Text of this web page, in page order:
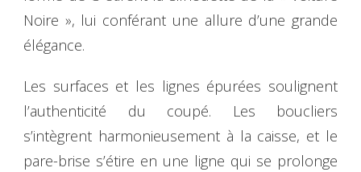
Noire », lui conférant une allure d’une grande
élégance.
Les surfaces et les lignes épurées soulignent
l’authenticité du coupé. Les boucliers
s’intègrent harmonieusement à la caisse, et le
pare-brise s’étire en une ligne qui se prolonge